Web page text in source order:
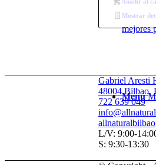
mejores
Menú
Añadir al
Mostrar
Gabriel Aresti
48004 Bilbao,
722 639 049
allnaturalbilbao
L/V: 9:00-
S: 9:30-13:30